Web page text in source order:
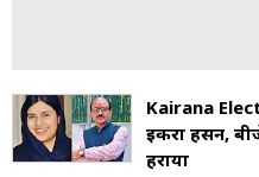
Kairana
इकरा हसन,
हराया